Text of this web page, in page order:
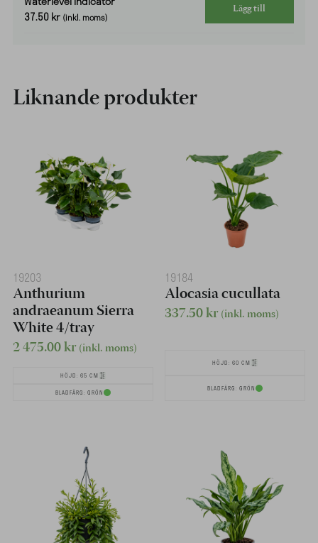
37.50kr (inkl. moms)
Lägg till
Liknande produkter
19203
Anthurium
andraeanum Sierra
White 4/tray
2 475.00kr(inkl. moms)
HÖJD: 65 CM
BLADFÄRG: GRÖN
19184
Alocasia cucullata
337.50kr(inkl. moms)
HÖJD: 60 CM
BLADFÄRG: GRÖN